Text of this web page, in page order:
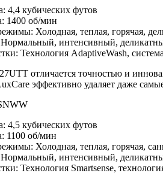
4,4 кубических футов
1400 об/мин
Холодная, теплая, горячая,
интенсивный,
Технология AdaptiveWash,
отличается точностью и
эффективно удаляет даже
4,5 кубических футов
1100 об/мин
Холодная, теплая, горячая,
интенсивный,
Технология Smartsense,